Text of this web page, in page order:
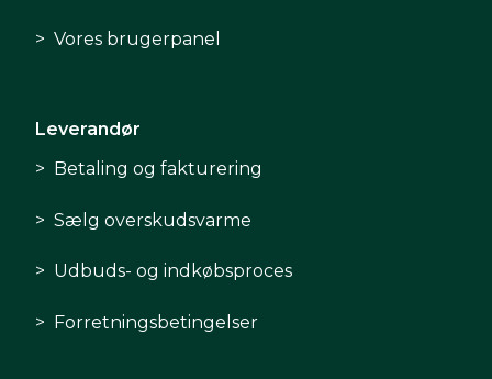
Vores brugerpanel
Leverandør
Betaling og fakturering
Sælg overskudsvarme
Udbuds- og indkøbsproces
Forretningsbetingelser